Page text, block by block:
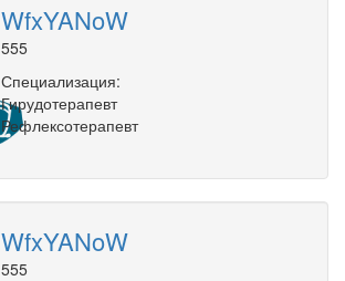
WfxYANoW
555
Специализация:
Гирудотерапевт
Рефлексотерапевт
WfxYANoW
555